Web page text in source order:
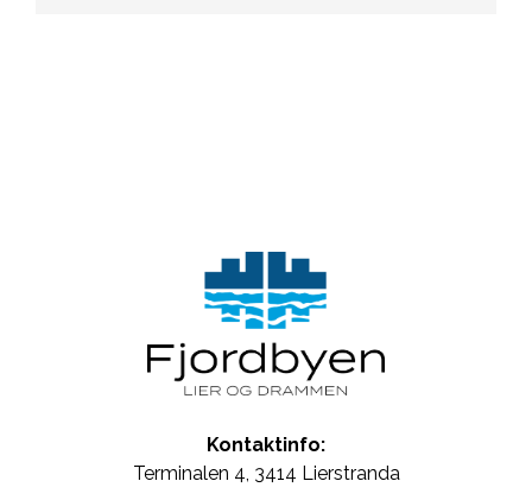
Kontaktinfo:
Terminalen 4, 3414 Lierstranda